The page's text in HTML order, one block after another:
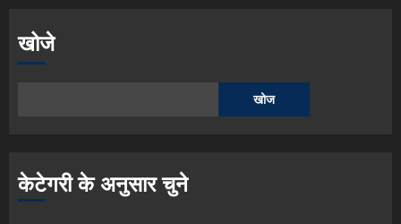
खोजे
खोज
केटेगरी के अनुसार चुने